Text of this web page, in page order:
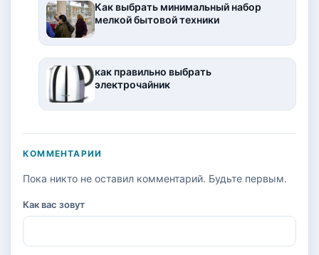
Как выбрать минимальный набор
мелкой бытовой техники
как правильно выбрать
электрочайник
КОММЕНТАРИИ
Пока никто не оставил комментарий. Будьте первым.
Как вас зовут